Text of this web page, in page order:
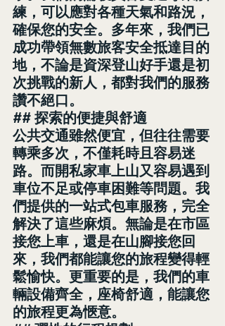
練，可以應對各種天氣和路況，
確保您的安全。多年來，我們已
成功帶領無數旅客安全抵達目的
地，不論是資深登山好手還是初
次挑戰的新人，都對我們的服務
讚不絕口。
## 探索的便捷與舒適
公共交通雖然便宜，但往往需要
轉乘多次，不僅耗時且容易迷
路。而開私家車上山又容易遇到
車位不足或停車困難等問題。我
們提供的一站式包車服務，完全
解決了這些麻煩。無論是在市區
接您上車，還是在山腳接您回
來，我們都能讓您的旅程變得輕
鬆愉快。更重要的是，我們的車
輛設備齊全，座椅舒適，能讓您
的旅程更為愜意。